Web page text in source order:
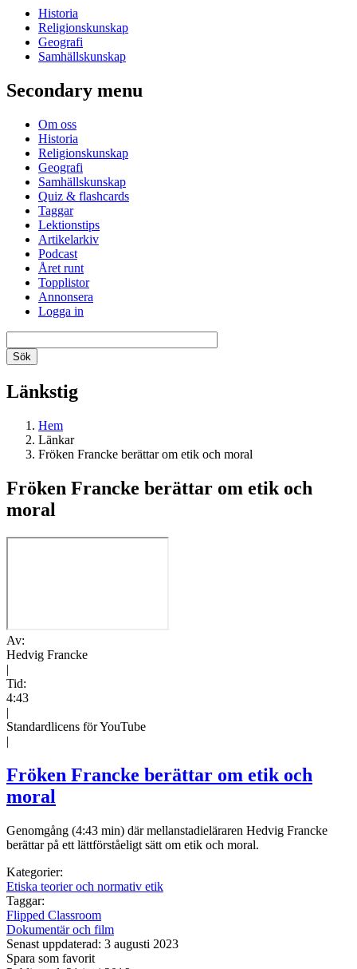
Historia
Religionskunskap
Geografi
Samhällskunskap
Secondary menu
Om oss
Historia
Religionskunskap
Geografi
Samhällskunskap
Quiz & flashcards
Taggar
Lektionstips
Artikelarkiv
Podcast
Året runt
Topplistor
Annonsera
Logga in
Länkstig
Hem
Länkar
Fröken Francke berättar om etik och moral
Fröken Francke berättar om etik och
moral
Av:
Hedvig Francke
|
Tid:
4:43
|
Standardlicens för YouTube
|
Fröken Francke berättar om etik och
moral
Genomgång (4:43 min) där mellanstadieläraren Hedvig Francke
berättar på ett lättförståeligt sätt om etik och moral.
Kategorier:
Etiska teorier och normativ etik
Taggar:
Flipped Classroom
Dokumentär och film
Senast uppdaterad: 3 augusti 2023
Spara som favorit